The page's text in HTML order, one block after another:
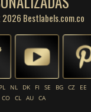
Bestlabels.com.co
PL NL DK FI SE BG CZ
EE
CO CL AU CA